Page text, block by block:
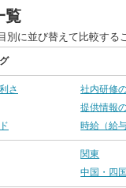
覧
別に並び替えて比較する
さ 社内研修
提供情報
時給（給与
関東
中国・四国